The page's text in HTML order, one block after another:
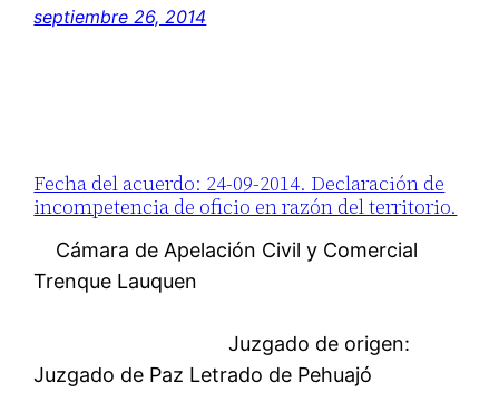
septiembre 26, 2014
Fecha del acuerdo: 24-09-2014. Declaración de
incompetencia de oficio en razón del territorio.
Cámara de Apelación Civil y Comercial
Trenque Lauquen
Juzgado de origen:
Juzgado de Paz Letrado de Pehuajó